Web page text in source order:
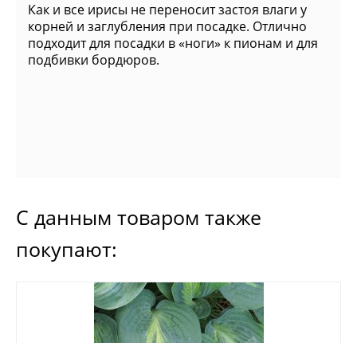
Как и все ирисы не переносит застоя влаги у
корней и заглубления при посадке. Отлично
подходит для посадки в «ноги» к пионам и для
подбивки бордюров.
С данным товаром также
покупают: